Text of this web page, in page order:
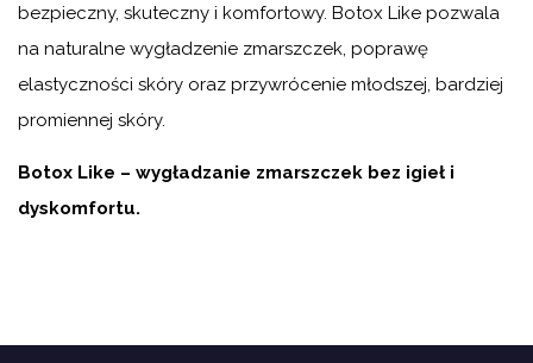
bezpieczny, skuteczny i komfortowy. Botox Like pozwala
na naturalne wygładzenie zmarszczek, poprawę
elastyczności skóry oraz przywrócenie młodszej, bardziej
promiennej skóry.
Botox Like – wygładzanie zmarszczek bez igieł i
dyskomfortu.